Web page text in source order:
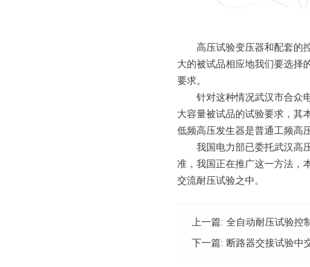
高压试验变压器和配套的控
大的被试品相应地我们要选择
要求。
针对这种情况武汉市合众电
大容量被试品的试验要求，其
低频高压发生器是普通工频高
我国电力部已委托武汉高压
准，我国正在推广这一方法，
交流耐压试验之中。
上一篇: 全自动耐压试验控
下一篇: 断路器交接试验中